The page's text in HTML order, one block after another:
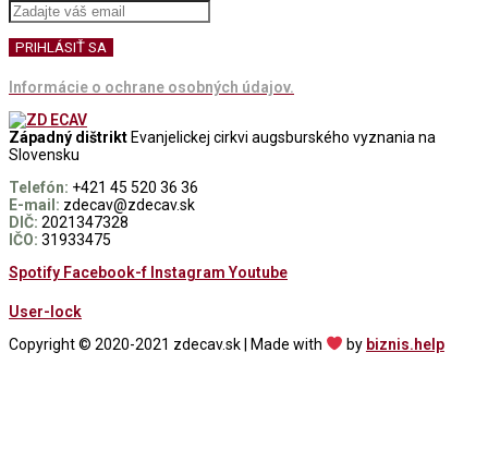
Informácie o ochrane osobných údajov.
Západný dištrikt Evanjelickej cirkvi augsburského vyznania na
Slovensku
Telefón: +421 45 520 36 36
E-mail: zdecav@zdecav.sk
DIČ: 2021347328
IČO: 31933475
Spotify Facebook-f Instagram Youtube
User-lock
Copyright © 2020-2021 zdecav.sk | Made with
by biznis.help